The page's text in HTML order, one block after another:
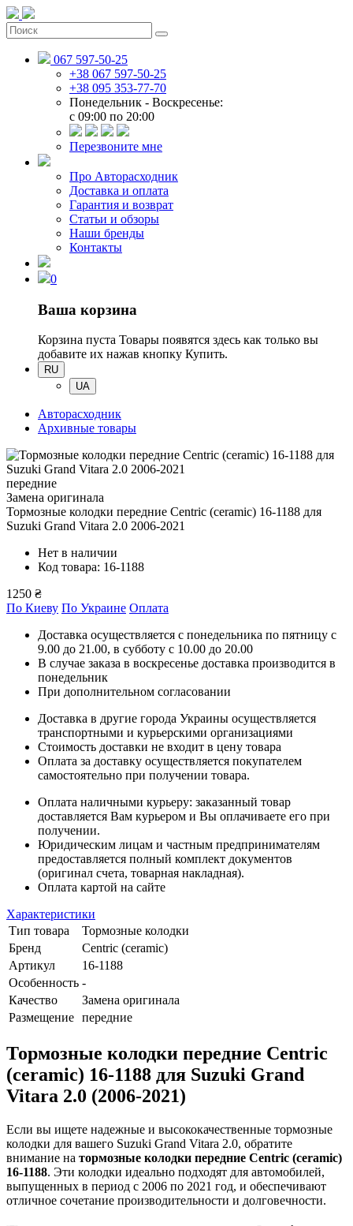
067 597-50-25
+38 067 597-50-25
+38 095 353-77-70
Понедельник - Воскресенье:
c 09:00 по 20:00
Перезвоните мне
Про Авторасходник
Доставка и оплата
Гарантия и возврат
Статьи и обзоры
Наши бренды
Контакты
0
Ваша корзина
Корзина пуста Товары появятся здесь как только вы
добавите их нажав кнопку Купить.
RU
UA
Авторасходник
Архивные товары
передние
Замена оригинала
Тормозные колодки передние Centric (ceramic) 16-1188 для
Suzuki Grand Vitara 2.0 2006-2021
Нет в наличии
Код товара: 16-1188
1250 ₴
По Киеву По Украине Оплата
Доставка осуществляется с понедельника по пятницу с
9.00 до 21.00, в субботу с 10.00 до 20.00
В случае заказа в воскресенье доставка производится в
понедельник
При дополнительном согласовании
Доставка в другие города Украины осуществляется
транспортными и курьерскими организациями
Стоимость доставки не входит в цену товара
Оплата за доставку осуществляется покупателем
самостоятельно при получении товара.
Оплата наличными курьеру: заказанный товар
доставляется Вам курьером и Вы оплачиваете его при
получении.
Юридическим лицам и частным предпринимателям
предоставляется полный комплект документов
(оригинал счета, товарная накладная).
Оплата картой на сайте
Характеристики
Тип товара
Тормозные колодки
Бренд
Centric (ceramic)
Артикул
16-1188
Особенность -
Качество
Замена оригинала
Размещение передние
Тормозные колодки передние Centric
(ceramic) 16-1188 для Suzuki Grand
Vitara 2.0 (2006-2021)
Если вы ищете надежные и высококачественные тормозные
колодки для вашего Suzuki Grand Vitara 2.0, обратите
внимание на тормозные колодки передние Centric (ceramic)
16-1188. Эти колодки идеально подходят для автомобилей,
выпущенных в период с 2006 по 2021 год, и обеспечивают
отличное сочетание производительности и долговечности.